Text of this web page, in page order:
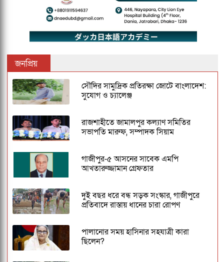
জনপ্রিয়
সৌদির সামুদ্রিক প্রতিরক্ষা জোটে বাংলাদেশ:
সুযোগ ও চ্যালেঞ্জ
রাজশাহীতে জামালপুর কল্যাণ সমিতির
সভাপতি মারুফ, সম্পাদক সিয়াম
গাজীপুর-৫ আসনের সাবেক এমপি
আখতারুজ্জামান গ্রেফতার
দুই বছর ধরে বন্ধ সড়ক সংস্কার, গাজীপুরে
প্রতিবাদে রাস্তায় ধানের চারা রোপণ
পালানোর সময় হাসিনার সহযাত্রী কারা
ছিলেন?